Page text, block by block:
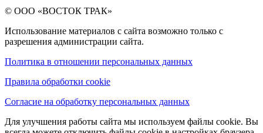
© ООО «ВОСТОК ТРАК»
Использование материалов с сайта возможно только с
разрешения администрации сайта.
Политика в отношении персональных данных
Правила обработки cookie
Согласие на обработку персональных данных
Для улучшения работы сайта мы используем файлы cookie. Вы